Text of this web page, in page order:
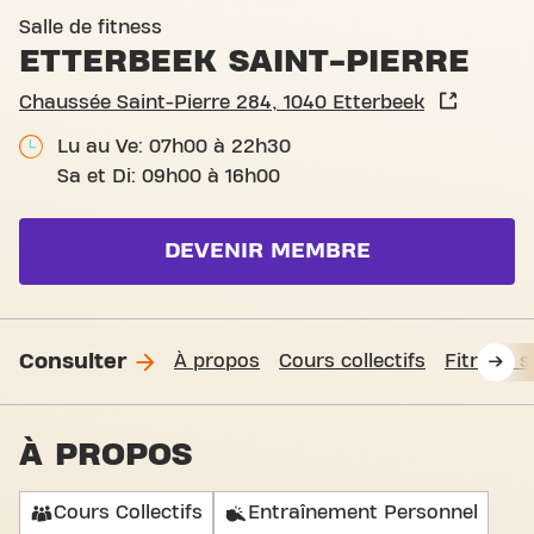
Salle de fitness
ETTERBEEK SAINT-PIERRE
Chaussée Saint-Pierre 284, 1040 Etterbeek
Lu au Ve: 07h00 à 22h30
Sa et Di: 09h00 à 16h00
DEVENIR MEMBRE
Consulter À propos Cours collectifs Fitness
À PROPOS
Cours Collectifs Entraînement Personnel